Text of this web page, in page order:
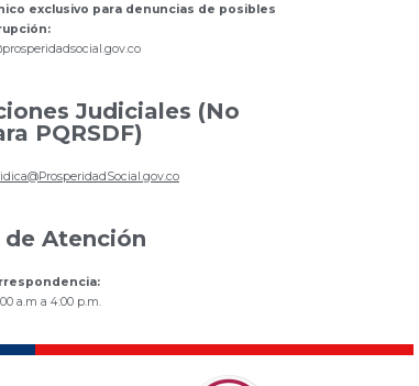
exclusivo para denuncias de posibles
Judiciales (No
PQRSDF)
de Atención
a.m a 4:00 p.m.